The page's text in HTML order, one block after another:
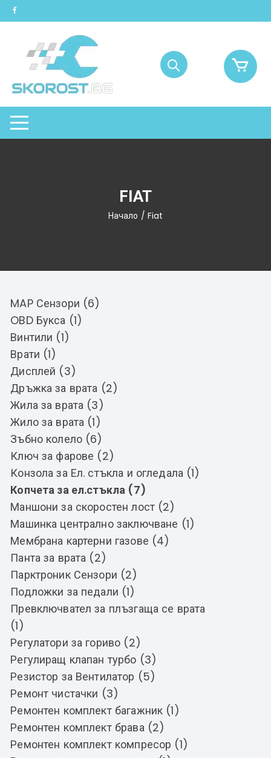
Skip
to
FIAT
Начало / Fiat
MAP Сензори (6)
OBD Букса (1)
Винтили (1)
Врати (1)
Дисплей (3)
Дръжка за врата (2)
Жила за врата (3)
Жило за врата (1)
Зъбно колело (6)
Ключ за фарове (2)
Конзола за Ел. стъкла и огледала (1)
Копчета за ел.стъкла (7)
Маншони за скоростен лост (2)
Машинка централно заключване (1)
Мембрана картерни газове (4)
Панта за врата (2)
Парктроник Сензори (2)
Подложки за педали (1)
Превключвател за плъзгаща се врата
(1)
Регулатори за гориво (2)
Регулиращ клапан турбо (3)
Резистор за Вентилатор (5)
Ремонт чистачки (3)
Ремонтен комплект багажник (1)
Ремонтен комплект брава (2)
Ремонтен комплект компресор (1)